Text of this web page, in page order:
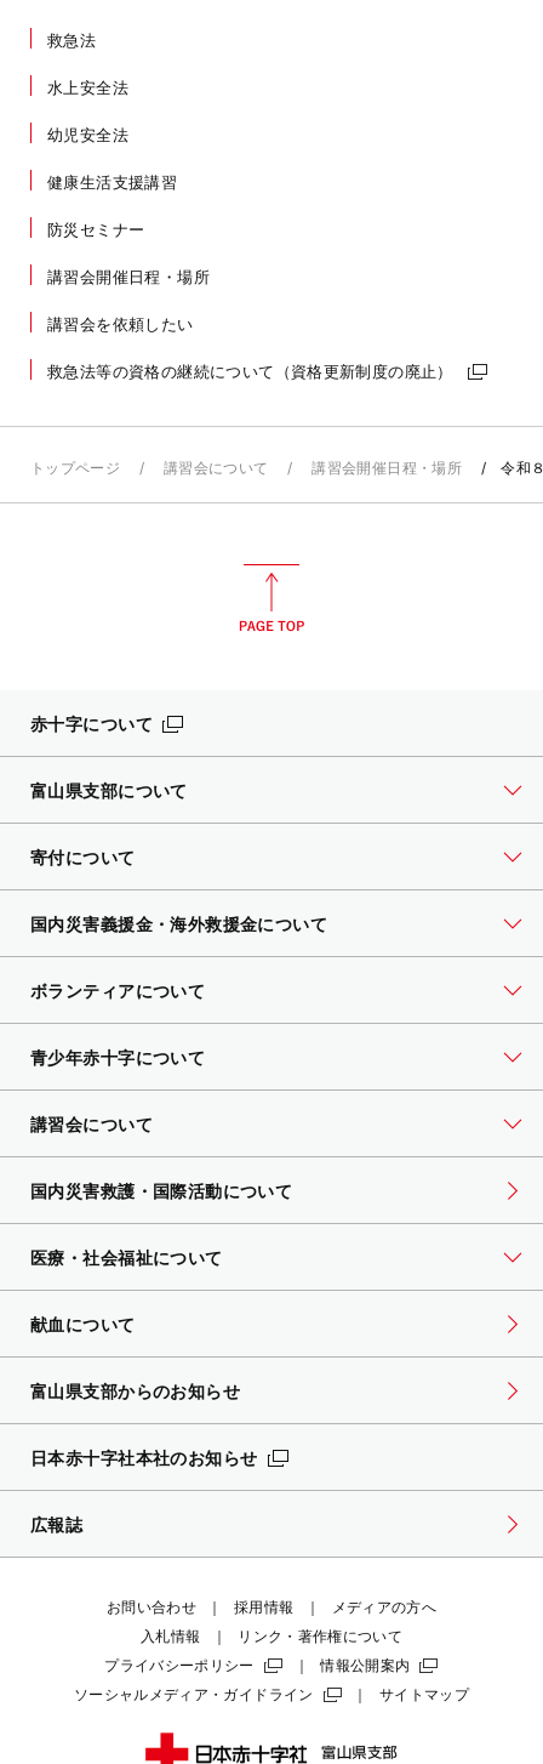
救急法
水上安全法
幼児安全法
健康生活支援講習
防災セミナー
講習会開催日程・場所
講習会を依頼したい
救急法等の資格の継続について（資格更新制度の廃止）
トップページ 講習会について 講習会開催日程・場所 令和
赤十字について
富山県支部について
寄付について
国内災害義援金・海外救援金について
ボランティアについて
青少年赤十字について
講習会について
国内災害救護・国際活動について
医療・社会福祉について
献血について
富山県支部からのお知らせ
日本赤十字社本社のお知らせ
広報誌
お問い合わせ 採用情報
メディアの方へ
入札情報
リンク・著作権について
プライバシーポリシー
情報公開案内
ソーシャルメディア・ガイドライン
サイトマップ